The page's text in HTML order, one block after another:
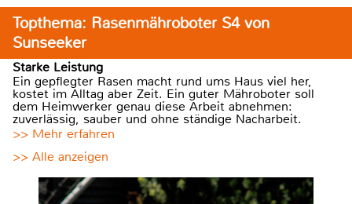
Topthema: Rasenmähroboter S4 von
Sunseeker
Starke Leistung
Ein gepflegter Rasen macht rund ums Haus viel her,
kostet im Alltag aber Zeit. Ein guter Mähroboter soll
dem Heimwerker genau diese Arbeit abnehmen:
zuverlässig, sauber und ohne ständige Nacharbeit.
>> Mehr erfahren
>> Alle anzeigen